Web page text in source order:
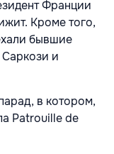
Франции
Кроме того,
бывшие
и
в котором,
Patrouille de